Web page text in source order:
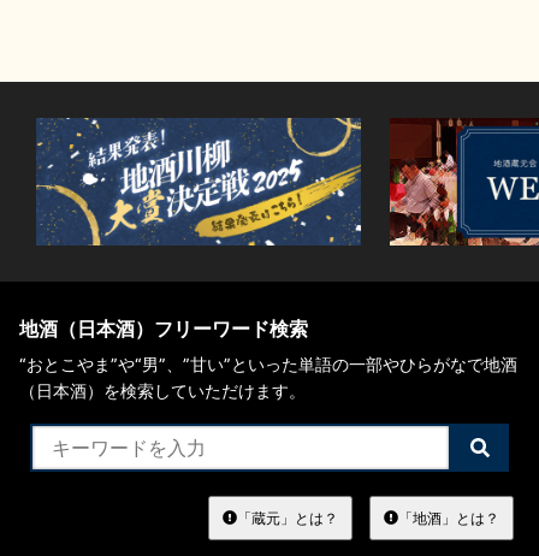
地酒（日本酒）フリーワード検索
“おとこやま”や“男”、”甘い”といった単語の一部やひらがなで地酒
（日本酒）を検索していただけます。
検
索
る
「蔵元」とは？ 「地酒」とは？